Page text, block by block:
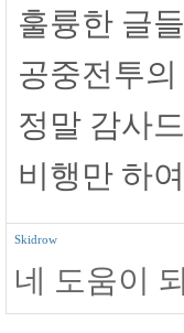
훌륭한 글
공중전투
정말 감사
비행만 하
Skidrow
네 도움이